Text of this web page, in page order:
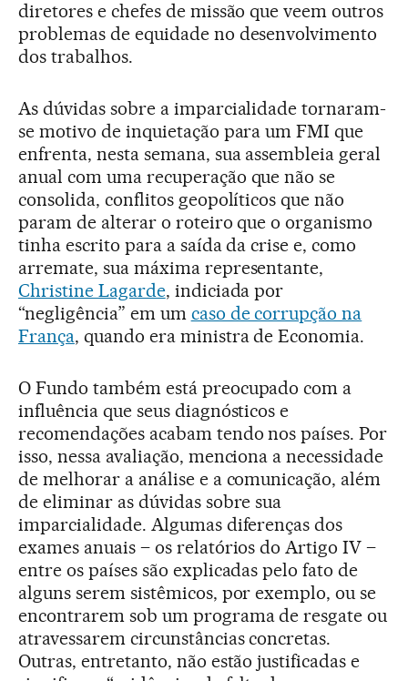
diretores e chefes de missão que veem outros
problemas de equidade no desenvolvimento
dos trabalhos.
As dúvidas sobre a imparcialidade tornaram-
se motivo de inquietação para um FMI que
enfrenta, nesta semana, sua assembleia geral
anual com uma recuperação que não se
consolida, conflitos geopolíticos que não
param de alterar o roteiro que o organismo
tinha escrito para a saída da crise e, como
arremate, sua máxima representante,
Christine Lagarde, indiciada por
“negligência” em um caso de corrupção na
França, quando era ministra de Economia.
O Fundo também está preocupado com a
influência que seus diagnósticos e
recomendações acabam tendo nos países. Por
isso, nessa avaliação, menciona a necessidade
de melhorar a análise e a comunicação, além
de eliminar as dúvidas sobre sua
imparcialidade. Algumas diferenças dos
exames anuais – os relatórios do Artigo IV –
entre os países são explicadas pelo fato de
alguns serem sistêmicos, por exemplo, ou se
encontrarem sob um programa de resgate ou
atravessarem circunstâncias concretas.
Outras, entretanto, não estão justificadas e